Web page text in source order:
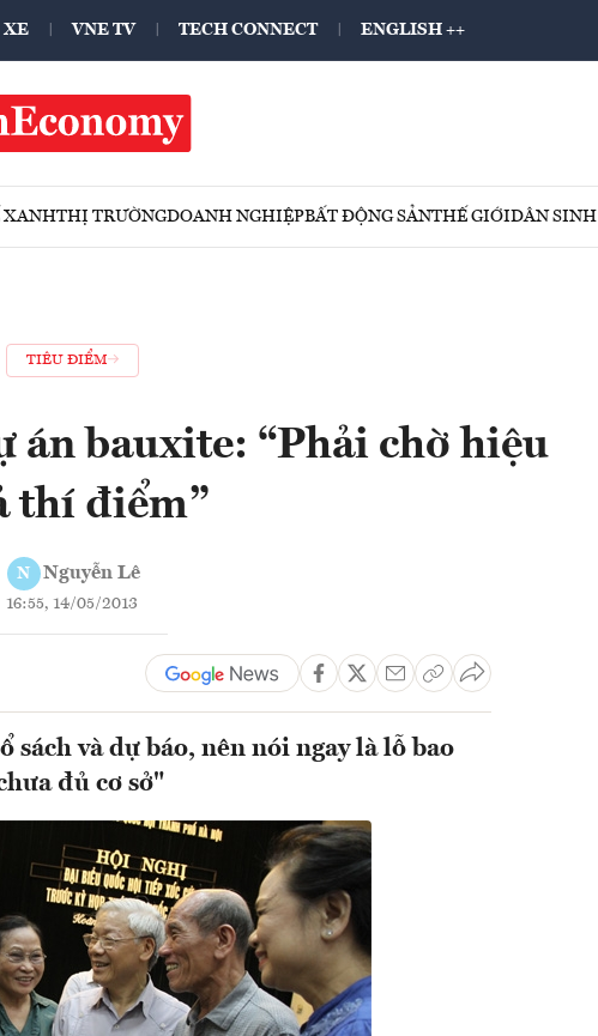
XE VNE TV TECH CONNECT ENGLISH ++
XANHTHỊ TRƯỜNGDOANH NGHIỆPBẤT ĐỘNG SẢNTHẾ GIỚIDÂN SINH
TIÊU ĐIỂM
án bauxite: “Phải chờ hiệu
thí điểm”
N Nguyễn Lê
16:55, 14/05/2013
và dự báo, nên nói ngay là lỗ bao
đủ cơ sở"